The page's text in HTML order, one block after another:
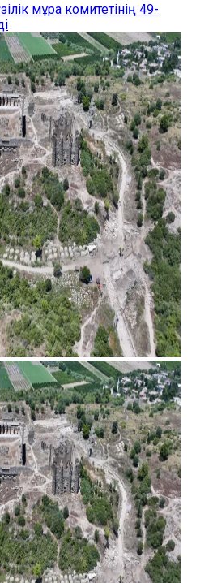
мұра комитетінің 49-